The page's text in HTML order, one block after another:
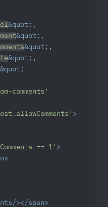
&quot; ,
&quot; ,
&quot; ,
&quot; ,
&quot;
comments'
>
== 1' >
>
/></span>